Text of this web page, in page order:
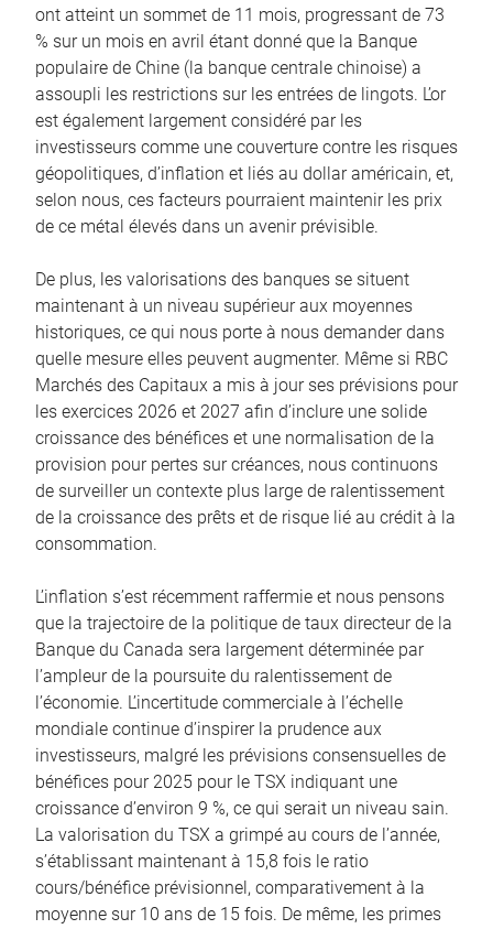
ont atteint un sommet de 11 mois, progressant de 73
% sur un mois en avril étant donné que la Banque
populaire de Chine (la banque centrale chinoise) a
assoupli les restrictions sur les entrées de lingots. L’or
est également largement considéré par les
investisseurs comme une couverture contre les risques
géopolitiques, d’inflation et liés au dollar américain, et,
selon nous, ces facteurs pourraient maintenir les prix
de ce métal élevés dans un avenir prévisible.
De plus, les valorisations des banques se situent
maintenant à un niveau supérieur aux moyennes
historiques, ce qui nous porte à nous demander dans
quelle mesure elles peuvent augmenter. Même si RBC
Marchés des Capitaux a mis à jour ses prévisions pour
les exercices 2026 et 2027 afin d’inclure une solide
croissance des bénéfices et une normalisation de la
provision pour pertes sur créances, nous continuons
de surveiller un contexte plus large de ralentissement
de la croissance des prêts et de risque lié au crédit à la
consommation.
L’inflation s’est récemment raffermie et nous pensons
que la trajectoire de la politique de taux directeur de la
Banque du Canada sera largement déterminée par
l’ampleur de la poursuite du ralentissement de
l’économie. L’incertitude commerciale à l’échelle
mondiale continue d’inspirer la prudence aux
investisseurs, malgré les prévisions consensuelles de
bénéfices pour 2025 pour le TSX indiquant une
croissance d’environ 9 %, ce qui serait un niveau sain.
La valorisation du TSX a grimpé au cours de l’année,
s’établissant maintenant à 15,8 fois le ratio
cours/bénéfice prévisionnel, comparativement à la
moyenne sur 10 ans de 15 fois. De même, les primes